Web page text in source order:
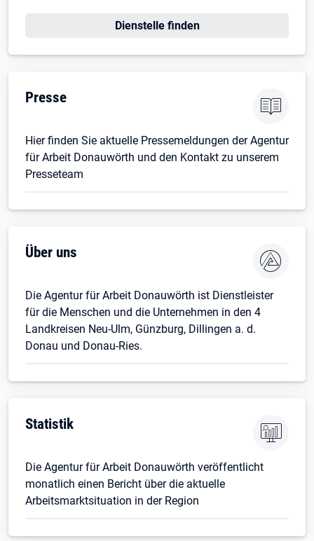
Dienstelle finden
Presse
Hier finden Sie aktuelle Pressemeldungen der Agentur
für Arbeit Donauwörth und den Kontakt zu unserem
Presseteam
Über uns
Die Agentur für Arbeit Donauwörth ist Dienstleister
für die Menschen und die Unternehmen in den 4
Landkreisen Neu-Ulm, Günzburg, Dillingen a. d.
Donau und Donau-Ries.
Statistik
Die Agentur für Arbeit Donauwörth veröffentlicht
monatlich einen Bericht über die aktuelle
Arbeitsmarktsituation in der Region